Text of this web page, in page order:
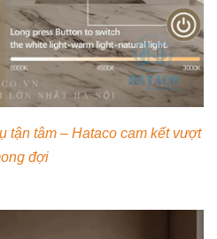
tận tâm – Hataco cam kết vượt
đợi